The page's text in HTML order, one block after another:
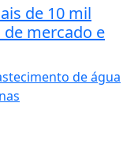
de 10 mil
mercado e